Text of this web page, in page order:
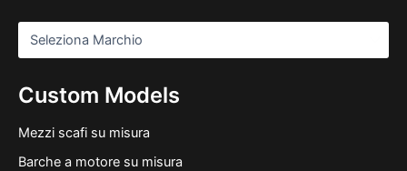
Custom Models
Mezzi scafi su misura
Barche a motore su misura